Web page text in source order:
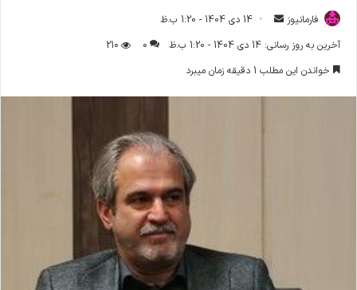
فارمانیوز
ا
ل
14 دی 1404 - 1:20 ب.ظ
آخرین به روز رسانی: 14 دی 1404 - 1:20 ب.ظ
0
210
خواندن این مطلب 1 دقیقه زمان میبرد